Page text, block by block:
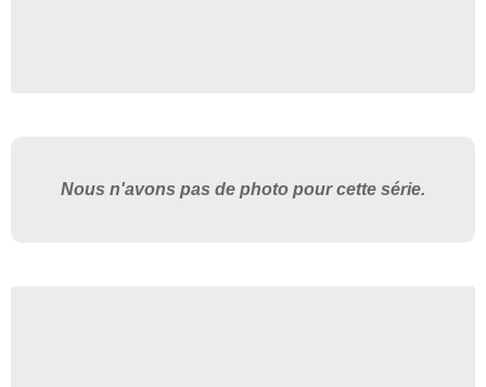
Nous n'avons pas de photo pour cette série.